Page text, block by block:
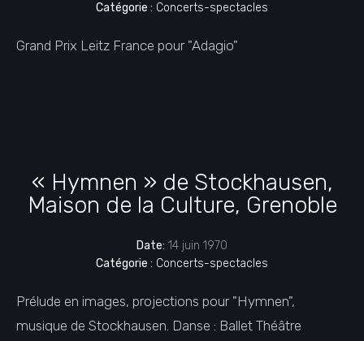
Catégorie : Concerts-spectacles
Grand Prix Leitz France pour "Adagio"
« Hymnen » de Stockhausen,
Maison de la Culture, Grenoble
Date: 14 juin 1970
Catégorie : Concerts-spectacles
Prélude en images, projections pour "Hymnen",
musique de Stockhausen. Danse : Ballet Théâtre